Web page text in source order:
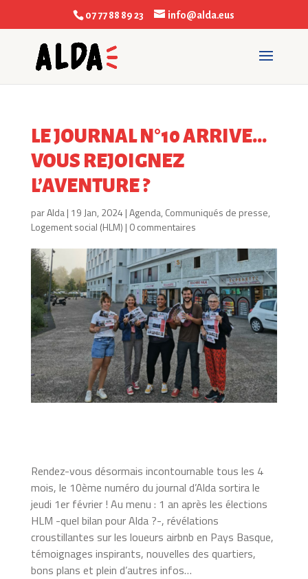
07 77 88 89 23 info@alda.eus
LE JOURNAL N°10 ARRIVE…
VOUS REJOIGNEZ
L’AVENTURE ?
parAlda| 19 Jan, 2024 |Agenda, Communiqués de presse,
Logement social (HLM) | 0 commentaires
Rendez-vous désormais incontournable tous les 4
mois, le 10ème numéro du journal d’Alda sortira le
jeudi 1er février ! Au menu : 1 an après les élections
HLM -quel bilan pour Alda ?-, révélations
croustillantes sur les loueurs airbnb en Pays Basque,
témoignages inspirants, nouvelles des quartiers,
bons plans et plein d’autres infos…